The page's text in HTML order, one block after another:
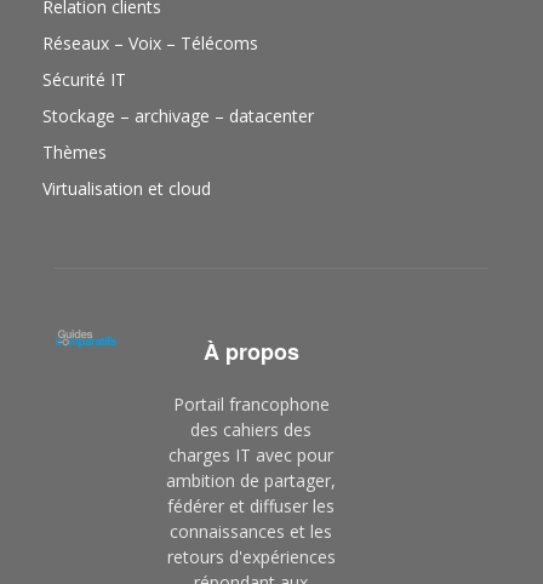
Relation clients
Réseaux – Voix – Télécoms
Sécurité IT
Stockage – archivage – datacenter
Thèmes
Virtualisation et cloud
À propos
Portail francophone
des cahiers des
charges IT avec pour
ambition de partager,
fédérer et diffuser les
connaissances et les
retours d'expériences